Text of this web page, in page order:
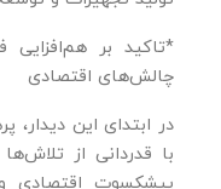
*تاکید بر
چالش‌های اقتصادی
در ابتدای این دیدار،
با قدردانی از
پیشکسوت اقتصادی